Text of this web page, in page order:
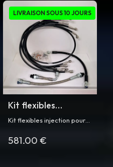
LIVRAISON SOUS 10 JOURS
Kit flexibles
injection pour R5
Kit flexibles injection pour
581.00 €